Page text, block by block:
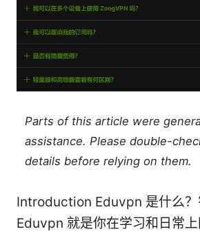
Parts of this article were
assistance. Please double-
details before relying on them.
Introduction Eduvpn 是什么？
Eduvpn 就是你在学习和日常